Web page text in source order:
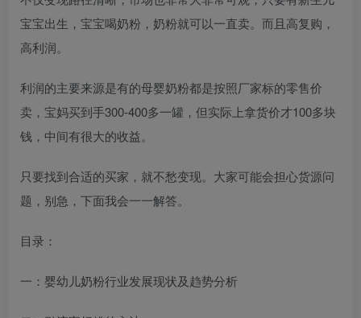
宝宝出生，宝宝喝奶粉，奶粉就可以一直卖。而且高复购，
高利润。
利润的主要来源是有的母婴奶粉都是按照厂家标的零售价
卖，宝妈买到手300-400多一罐，但实际上拿货价才100多块
钱，中间有很大的收益。
只要找到合适的买家，就不愁变现。大家可能会担心货源问
题，别急，下面我会一一解答。
目录：
一：婴幼儿奶粉行业发展现状及趋势分析